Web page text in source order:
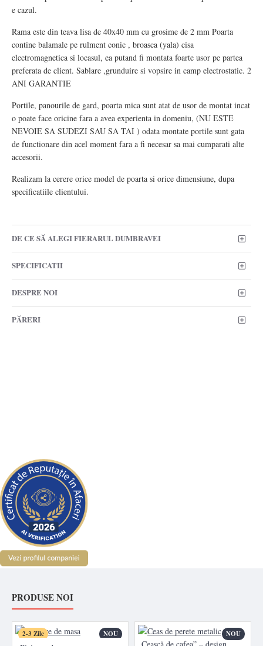
e cazul.
Rama este din teava lisa de 40x40 mm cu grosime de 2 mm Poarta
contine balamale pe rulment conic , broasca (yala) cisa
electromagnetica si locasul, ea putand fi montata foarte usor pe partea
preferata de client. Sablare ,grunduire si vopsire in camp electrostatic. 2
ANI GARANTIE
Portile, panourile de gard, poarta mica sunt atat de usor de montat incat
o poate face oricine fara a avea experienta in domeniu, (NU ESTE
NEVOIE SA SUDEZI SAU SA TAI ) odata montate portile sunt gata
de functionare din acel moment fara a fi necesar sa mai cumparati alte
accesorii.
Realizam la cerere orice model de poarta si orice dimensiune, dupa
specificatiile clientului.
DE CE SĂ ALEGI FIERARUL DUMBRAVEI
SPECIFICATII
DESPRE NOI
PĂRERI
PRODUSE NOI
NOU
2-3 Zile NOU